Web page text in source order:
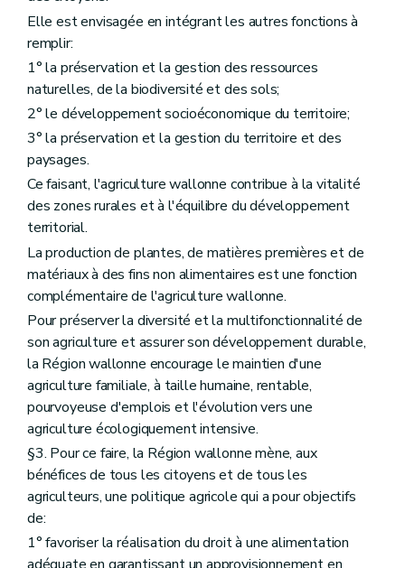
Art. D39
Section 2 Les traitements de données à caractère personnel pour les systèmes de qualité européens et pour la qualité différenciée
Art. D41
Art. D42
Section 3 Les traitements de données à caractère personnel relatives à l'aménagement foncier et à la politique foncière
Art. D43
Art. D44
Art. D46
Art. D47
Art. D48
Art. D50
Section 4
Les traitements de données à caractère personnel de l'observatoire foncier
Art. D51
Art. D52
Art. D53
Art. D54
Art. D55
Art. D56
Art. D57
Art. D58
Section 5
Les traitements de données à caractère personnel de l'Agence wallonne pour la Promotion d'une Agriculture de qualité
Art. D59
Art. D60
Section5bis
Les traitements de données à caractère personnel de la commission communale de constat des dégâts
Art.D60/1
Section 6 Les documents et les demandes introduites par voie électronique
Art. D62
Art. D63
Elle est envisagée en intégrant les autres fonctions à
remplir:
1° la préservation et la gestion des ressources
naturelles, de la biodiversité et des sols;
2° le développement socioéconomique du territoire;
3° la préservation et la gestion du territoire et des
paysages.
Ce faisant, l'agriculture wallonne contribue à la vitalité
des zones rurales et à l'équilibre du développement
territorial.
La production de plantes, de matières premières et de
matériaux à des fins non alimentaires est une fonction
complémentaire de l'agriculture wallonne.
Pour préserver la diversité et la multifonctionnalité de
son agriculture et assurer son développement durable,
la Région wallonne encourage le maintien d'une
agriculture familiale, à taille humaine, rentable,
pourvoyeuse d'emplois et l'évolution vers une
agriculture écologiquement intensive.
§3. Pour ce faire, la Région wallonne mène, aux
bénéfices de tous les citoyens et de tous les
agriculteurs, une politique agricole qui a pour objectifs
de:
1° favoriser la réalisation du droit à une alimentation